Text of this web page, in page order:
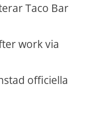
Taco Bar
work via
officiella